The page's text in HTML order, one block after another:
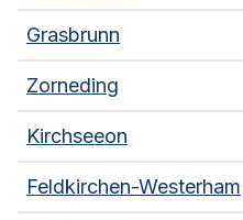
Grasbrunn
Zorneding
Kirchseeon
Feldkirchen-Westerham